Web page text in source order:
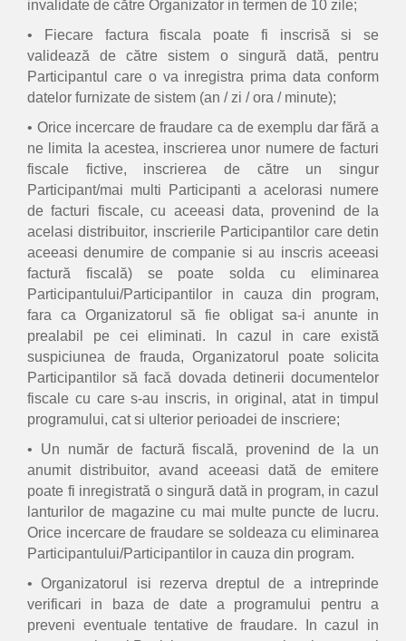
invalidate de către Organizator in termen de 10 zile;
• Fiecare factura fiscala poate fi inscrisă si se
validează de către sistem o singură dată, pentru
Participantul care o va inregistra prima data conform
datelor furnizate de sistem (an / zi / ora / minute);
• Orice incercare de fraudare ca de exemplu dar fără a
ne limita la acestea, inscrierea unor numere de facturi
fiscale fictive, inscrierea de către un singur
Participant/mai multi Participanti a acelorasi numere
de facturi fiscale, cu aceeasi data, provenind de la
acelasi distribuitor, inscrierile Participantilor care detin
aceeasi denumire de companie si au inscris aceeasi
factură fiscală) se poate solda cu eliminarea
Participantului/Participantilor in cauza din program,
fara ca Organizatorul să fie obligat sa-i anunte in
prealabil pe cei eliminati. In cazul in care există
suspiciunea de frauda, Organizatorul poate solicita
Participantilor să facă dovada detinerii documentelor
fiscale cu care s-au inscris, in original, atat in timpul
programului, cat si ulterior perioadei de inscriere;
• Un număr de factură fiscală, provenind de la un
anumit distribuitor, avand aceeasi dată de emitere
poate fi inregistrată o singură dată in program, in cazul
lanturilor de magazine cu mai multe puncte de lucru.
Orice incercare de fraudare se soldeaza cu eliminarea
Participantului/Participantilor in cauza din program.
• Organizatorul isi rezerva dreptul de a intreprinde
verificari in baza de date a programului pentru a
preveni eventuale tentative de fraudare. In cazul in